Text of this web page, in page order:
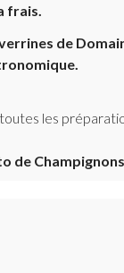
frais.
de
les
de